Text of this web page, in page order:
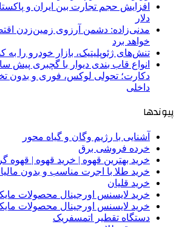
دلار
مدنی‌زاده: دشمن آرزوی زمین‌زدن
خواهد برد
تنش‌های ژئوپلیتیک، بازار خودرو را
انواع قاب بندی دیوار با گچبری پیش
دکارت؛ تحولی لوکس، فوری و بدون
داخلی
پیوندها
آشنایی با رژیم وگان و گیاه محور
خرده فروشی برق
خرید بهترین قهوه | خرید قهوه | قهوه
خرید طلا با اجرت مناسب و بدون
خرید قلیان
خرید لایسنس اورجینال محصولات
خرید لایسنس اورجینال محصولات
دستگاه تقطیر اتمسفریک